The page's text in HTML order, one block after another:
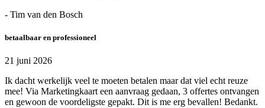
- Tim van den Bosch
betaalbaar en professioneel
21 juni 2026
Ik dacht werkelijk veel te moeten betalen maar dat viel echt reuze
mee! Via Marketingkaart een aanvraag gedaan, 3 offertes ontvangen
en gewoon de voordeligste gepakt. Dit is me erg bevallen! Bedankt.